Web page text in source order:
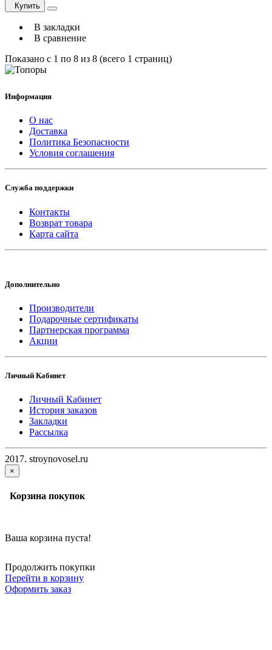
Купить
В закладки
В сравнение
Показано с 1 по 8 из 8 (всего 1 страниц)
Информация
О нас
Доставка
Политика Безопасности
Условия соглашения
Служба поддержки
Контакты
Возврат товара
Карта сайта
Дополнительно
Производители
Подарочные сертификаты
Партнерская программа
Акции
Личный Кабинет
Личный Кабинет
История заказов
Закладки
Рассылка
2017. stroynovosel.ru
×
Корзина покупок
Ваша корзина пуста!
Продолжить покупки
Перейти в корзину
Оформить заказ